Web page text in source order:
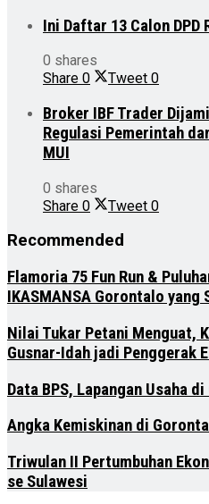
Ini Daftar 13 Calon DPD
0 shares
Share 0 Tweet 0
Broker IBF Trader
Regulasi Pemerintah
MUI
0 shares
Share 0 Tweet 0
Recommended
Flamoria 75 Fun Run &
IKASMANSA Gorontalo yang
Nilai Tukar Petani Menguat,
Gusnar-Idah jadi Penggerak
Data BPS, Lapangan Usaha
Angka Kemiskinan di
Triwulan II Pertumbuhan
se Sulawesi